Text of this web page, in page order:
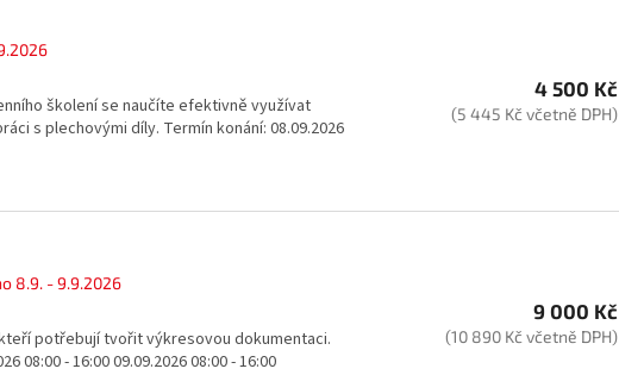
školení se naučíte efektivně využívat
s plechovými díly. Termín konání: 08.09.2026
4 500 Kč
(5 445 Kč včetně DPH)
8.9. - 9.9.2026
potřebují tvořit výkresovou dokumentaci.
08:00 - 16:00 09.09.2026 08:00 - 16:00
9 000 Kč
(10 890 Kč včetně DPH)